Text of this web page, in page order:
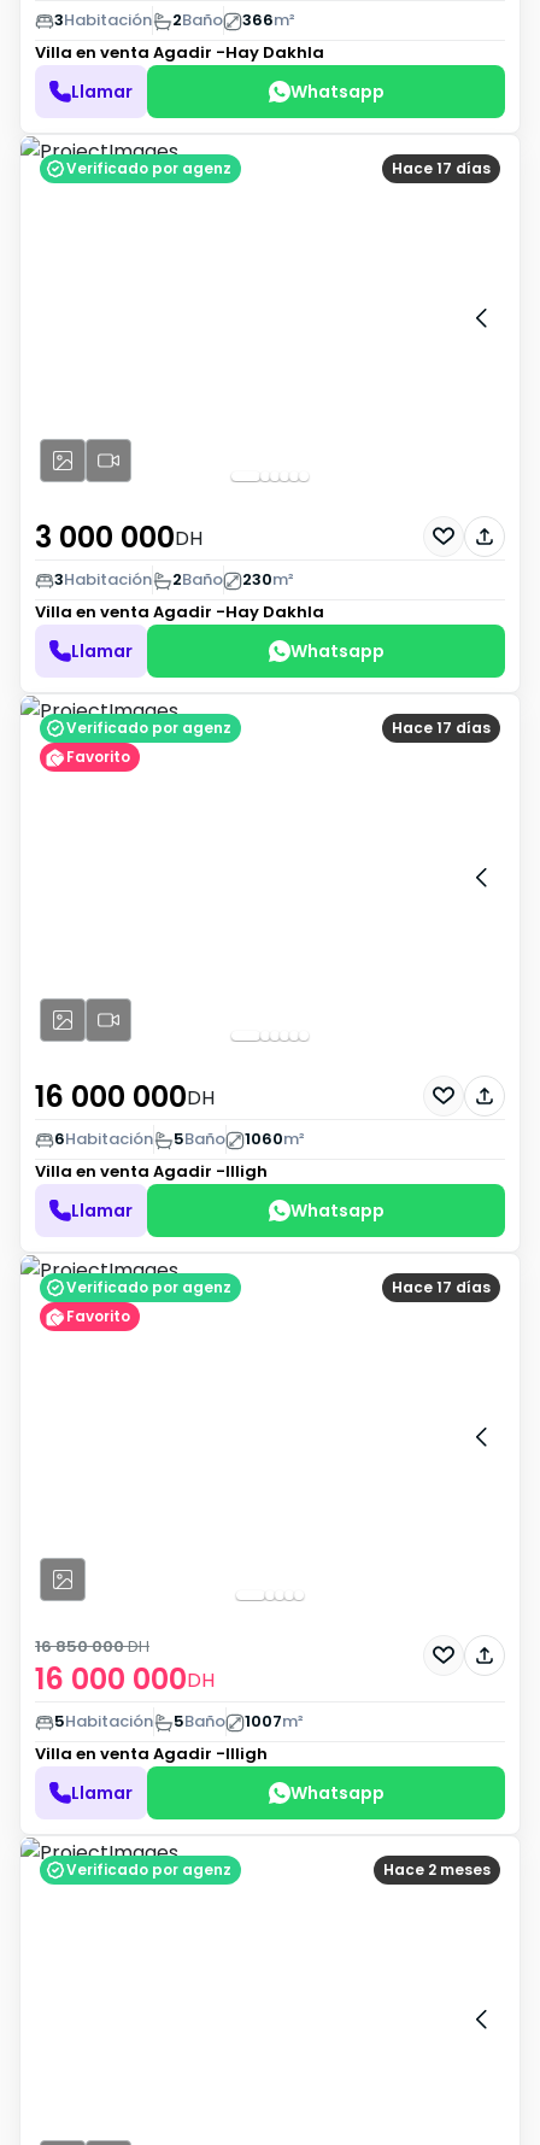
3Habitación 2Baño 366m²
Villa en venta Agadir -Hay Dakhla
Llamar Whatsapp
Hace 17 días
Verificado por agenz
3 000 000DH
3Habitación 2Baño 230m²
Villa en venta Agadir -Hay Dakhla
Llamar Whatsapp
Hace 17 días
Verificado por agenz
Favorito
16 000 000DH
6Habitación 5Baño 1060m²
Villa en venta Agadir -Illigh
Llamar Whatsapp
Hace 17 días
Verificado por agenz
Favorito
16 000 000DH
16 850 000DH
5Habitación 5Baño 1007m²
Villa en venta Agadir -Illigh
Llamar Whatsapp
Hace 2 meses
Verificado por agenz